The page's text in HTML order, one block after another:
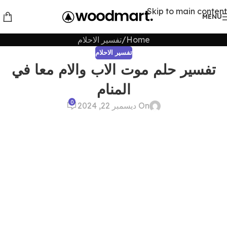
Skip to main content
MENU
Home تفسير الاحلام
تفسير الاحلام
تفسير حلم موت الاب والام معا في
المنام
On ديسمبر 22, 2024 0